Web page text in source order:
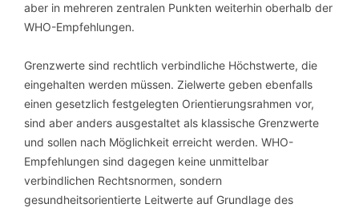
aber in mehreren zentralen Punkten weiterhin oberhalb der
WHO-Empfehlungen.
Grenzwerte sind rechtlich verbindliche Höchstwerte, die
eingehalten werden müssen. Zielwerte geben ebenfalls
einen gesetzlich festgelegten Orientierungsrahmen vor,
sind aber anders ausgestaltet als klassische Grenzwerte
und sollen nach Möglichkeit erreicht werden. WHO-
Empfehlungen sind dagegen keine unmittelbar
verbindlichen Rechtsnormen, sondern
gesundheitsorientierte Leitwerte auf Grundlage des